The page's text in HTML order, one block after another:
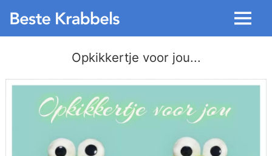
Menu
Opkikkertje voor jou...